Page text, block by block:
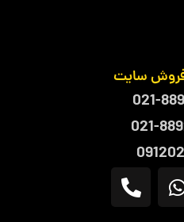
فروش سایت
021-
021-